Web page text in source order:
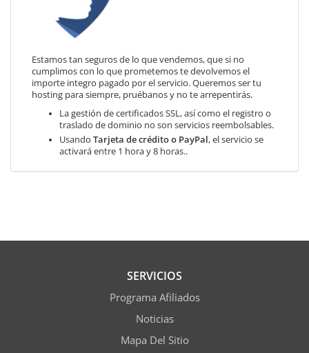
Estamos tan seguros de lo que vendemos, que si no
cumplimos con lo que prometemos te devolvemos el
importe integro pagado por el servicio. Queremos ser tu
hosting para siempre, pruébanos y no te arrepentirás.
La gestión de certificados SSL, así como el registro o
traslado de dominio no son servicios reembolsables.
Usando Tarjeta de crédito o PayPal, el servicio se
activará entre 1 hora y 8 horas..
SERVICIOS
Programa Afiliados
Noticias
Mapa Del Sitio